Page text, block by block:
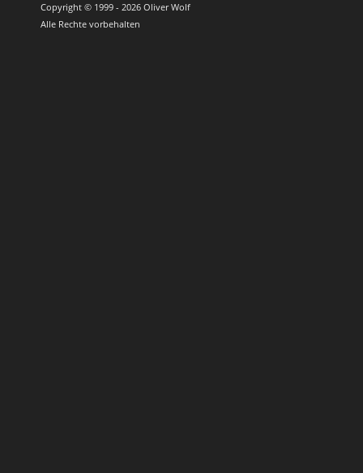
Copyright © 1999 - 2026 Oliver Wolf
Alle Rechte vorbehalten